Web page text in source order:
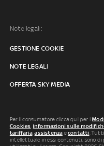
Note legali:
GESTIONE COOKIE
NOTE LEGALI
OFFERTA SKY MEDIA
Per il consumatore clicca qui per i
Cookies, informazioni sulle
tariffaria,assistenza econtatti.
intellettuale in essi contenuti, sono